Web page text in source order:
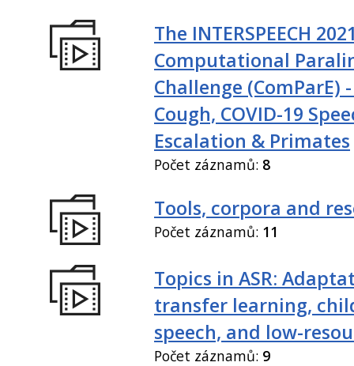
The INTERSPEECH
Computational
Challenge (ComParE)
Cough, COVID-19
Escalation & Primates
Počet záznamů: 8
Tools, corpora and
Počet záznamů: 11
Topics in ASR:
transfer learning,
speech, and low-
Počet záznamů: 9